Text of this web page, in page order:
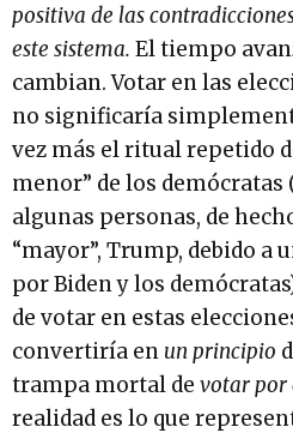
positiva de las
este sistema. El tiempo
cambian. Votar en las
no significaría
vez más el ritual repetido
menor” de los demócratas
algunas personas, de
“mayor”, Trump, debido a
por Biden y los
de votar en estas
convertiría en un principio
trampa mortal de votar por
realidad es lo que